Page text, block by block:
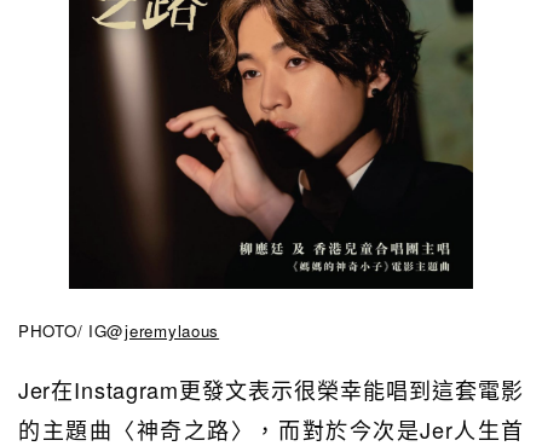
PHOTO/ IG@jeremylaous
Jer在Instagram更發文表示很榮幸能唱到這套電影
的主題曲 〈神奇之路〉 ，而對於今次是Jer人生首